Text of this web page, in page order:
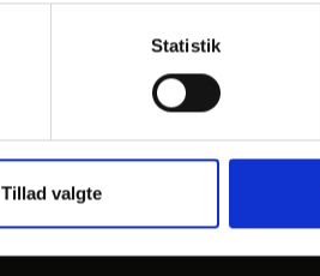
Statistik
Tillad valgte
Gastronomi, byerne, naturen,